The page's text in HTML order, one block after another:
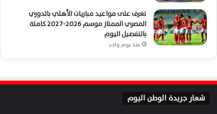
تعرف على مواعيد مباريات الأهلي بالدوري
المصري الممتاز موسم 2026-2027 كاملة
بالتفصيل اليوم
منذ يوم واحد
شعار جريدة الوطن اليوم